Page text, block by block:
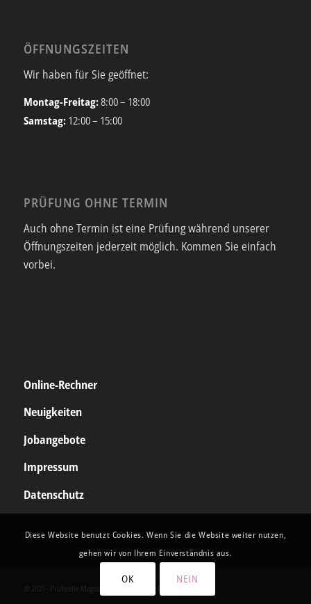
ÖFFNUNGSZEITEN
Wir haben für Sie geöffnet:
Montag-Freitag:8:00 – 18:00
Samstag: 12:00 – 15:00
PRÜFUNG OHNE TERMIN
Auch ohne Termin ist eine Prüfung während unserer
Öffnungszeiten jederzeit möglich. Kommen Sie einfach
vorbei.
Online-Rechner
Neuigkeiten
Jobangebote
Impressum
Datenschutz
© 2021 - Prüfstelle Magstadt • Powered by CREATEAM
Diese Website benutzt Cookies. Wenn Sie die Website weiter nutzen,
gehen wir von Ihrem Einverständnis aus.
OK NEIN